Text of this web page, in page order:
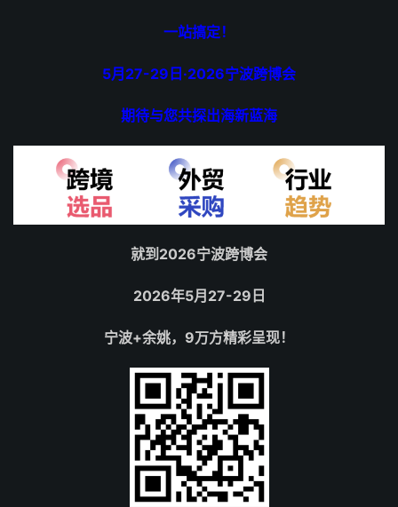
一站搞定！
5月27-29日·2026宁波跨博会
期待与您共探出海新蓝海
就到2026宁波跨博会
2026年5月27-29日
宁波+余姚，9万方精彩呈现！